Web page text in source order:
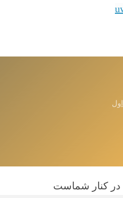
کنار شماست